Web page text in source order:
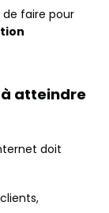
de faire pour
à atteindre
doit